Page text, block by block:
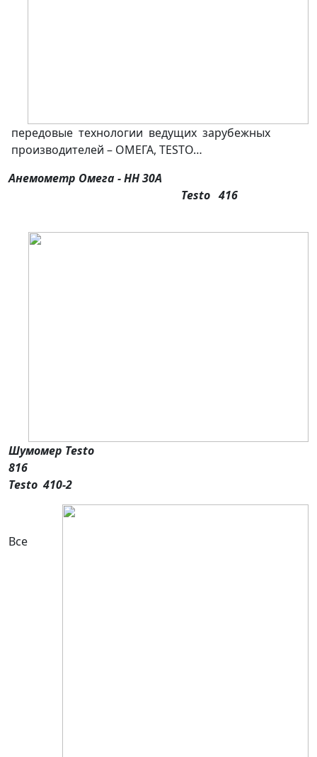
передовые технологии ведущих зарубежных
производителей – ОМЕГА, ТESTO…
Анемометр Омега - НН 30А
Testo 416
Шумомер Testo
Testo 410-2
Все